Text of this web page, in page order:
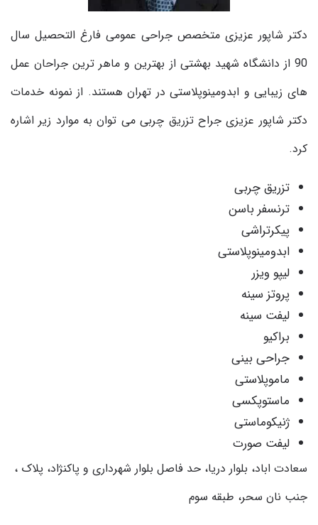
دکتر شاپور عزیزی متخصص جراحی عمومی فارغ التحصیل سال
90 از دانشگاه شهید بهشتی از بهترین و ماهر ترین جراحان عمل
های زیبایی و ابدومینوپلاستی در تهران هستند. از نمونه خدمات
دکتر شاپور عزیزی جراح تزریق چربی می توان به موارد زیر اشاره
کرد.
تزریق چربی
ترنسفر باسن
پیکرتراشی
ابدومینوپلاستی
لیپو ویزر
پروتز سینه
لیفت سینه
براکیو
جراحی بینی
ماموپلاستی
ماستوپکسی
ژنیکوماستی
لیفت صورت
سعادت اباد، بلوار دریا، حد فاصل بلوار شهرداری و پاکنژاد، پلاک ،
جنب نان سحر، طبقه سوم